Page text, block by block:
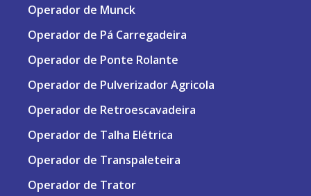
Operador de Munck
Operador de Pá Carregadeira
Operador de Ponte Rolante
Operador de Pulverizador Agricola
Operador de Retroescavadeira
Operador de Talha Elétrica
Operador de Transpaleteira
Operador de Trator